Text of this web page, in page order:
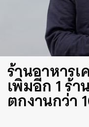
ร้านอาหารเ
เพิ่มอีก 1 ร้
ตกงานกว่า